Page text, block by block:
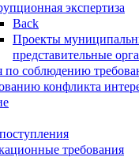
экспертиза
Back
Проекты
представительные
по соблюдению
конфликта
требования